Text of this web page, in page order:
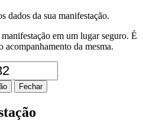
dados da sua manifestação.
em um lugar seguro. É
acompanhamento da mesma.
Fechar